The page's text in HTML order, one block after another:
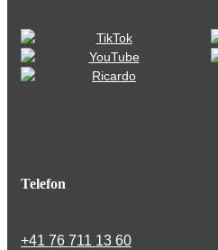
Telefon
+41 76 711 13 60